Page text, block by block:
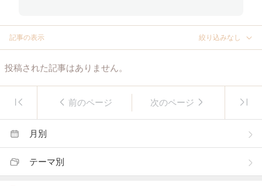
記事の表示 絞り込みなし
投稿された記事はありません。
前のページ 次のページ
月別
テーマ別